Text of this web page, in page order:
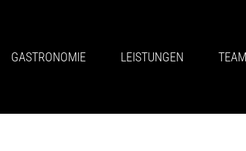
GASTRONOMIE LEISTUNGEN TEAM